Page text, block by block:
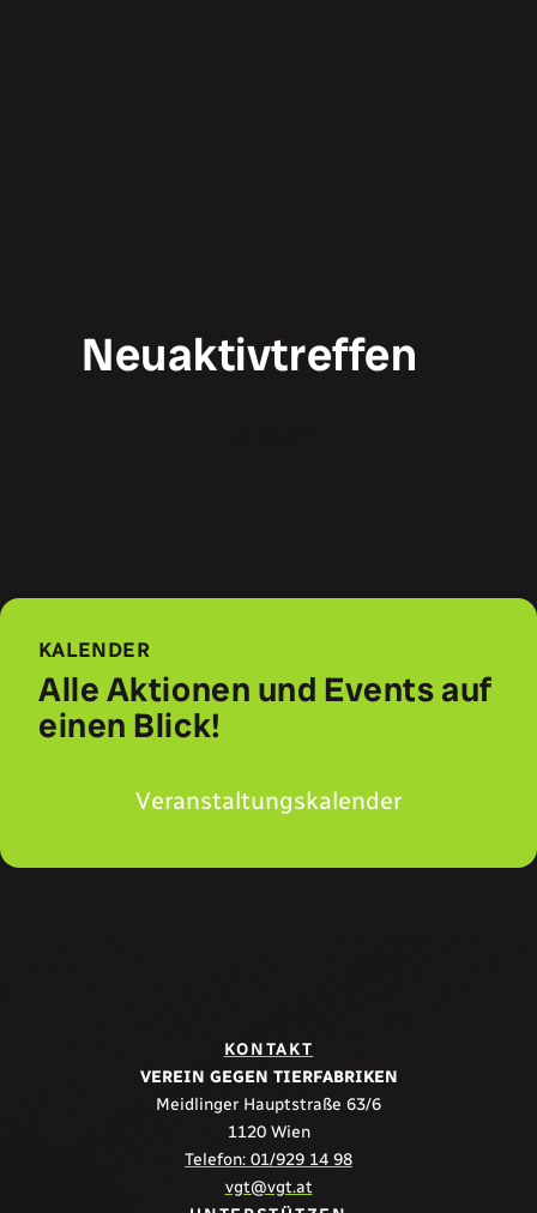
Neuaktivtreffen
KALENDER
Alle Aktionen und Events auf
einen Blick!
Veranstaltungskalender
KONTAKT
VEREIN GEGEN TIERFABRIKEN
Meidlinger Hauptstraße 63/6
1120 Wien
Telefon: 01/929 14 98
vgt@vgt.at